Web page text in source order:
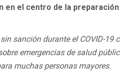
el centro de la
sanción durante el COVID-
emergencias de salud
muchas personas mayores.